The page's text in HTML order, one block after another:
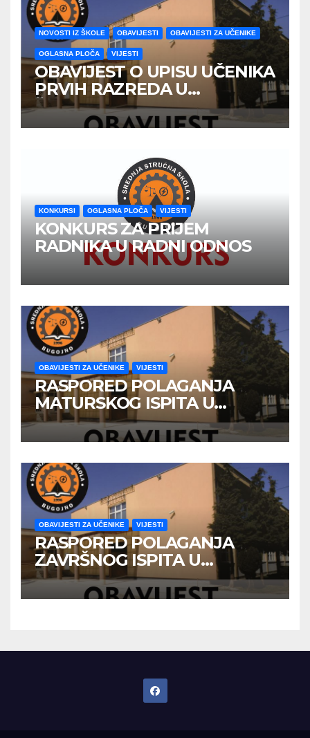
NOVOSTI IZ ŠKOLE OBAVIJESTI OBAVIJESTI ZA UČENIKE
OGLASNA PLOČA VIJESTI
OBAVIJEST O UPISU UČENIKA
PRVIH RAZREDA U
ŠKOLSKOJ 2026/2027
GODINE
KONKURSI OGLASNA PLOČA VIJESTI
KONKURS ZA PRIJEM
RADNIKA U RADNI ODNOS
OBAVIJESTI ZA UČENIKE VIJESTI
RASPORED POLAGANJA
MATURSKOG ISPITA U
JUNSKOM ISPITNOM ROKU
OBAVIJESTI ZA UČENIKE VIJESTI
RASPORED POLAGANJA
ZAVRŠNOG ISPITA U
JUNSKOM ISPITNOM ROKU